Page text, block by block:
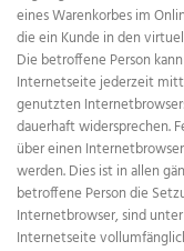
eines Warenkorbes im
die ein Kunde in den
Die betroffene Person
Internetseite jederzeit
genutzten
dauerhaft widersprechen.
über einen
werden. Dies ist in allen
betroffene Person die
Internetbrowser, sind
Internetseite